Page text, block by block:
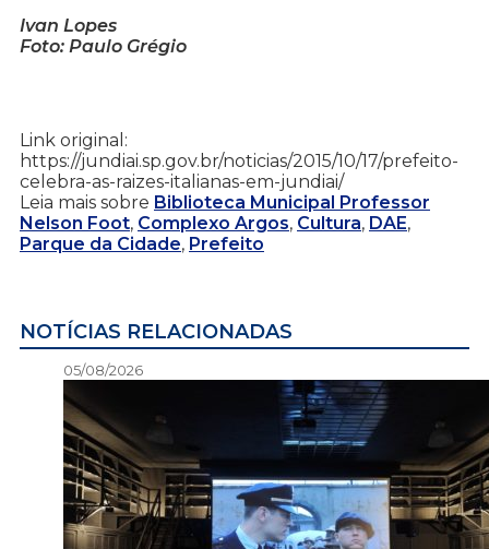
Ivan Lopes
Foto: Paulo Grégio
Link original:
https://jundiai.sp.gov.br/noticias/2015/10/17/prefeito-
celebra-as-raizes-italianas-em-jundiai/
Leia mais sobre Biblioteca Municipal Professor
Nelson Foot, Complexo Argos, Cultura, DAE,
Parque da Cidade, Prefeito
NOTÍCIAS RELACIONADAS
05/08/2026